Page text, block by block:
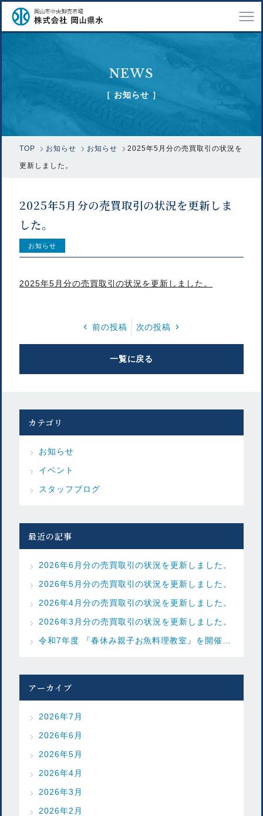
お問い合わせ
NEWS
［ お知らせ ］
TOP お知らせ お知らせ 2025年5月分の売買取引の状況を
更新しました。
2025年5月分の売買取引の状況を更新しま
した。
お知らせ
2025年5月分の売買取引の状況を更新しました。
前の投稿 次の投稿
一覧に戻る
カテゴリ
お知らせ
イベント
スタッフブログ
最近の記事
2026年6月分の売買取引の状況を更新しました。
2026年5月分の売買取引の状況を更新しました。
2026年4月分の売買取引の状況を更新しました。
2026年3月分の売買取引の状況を更新しました。
アーカイブ
2026年7月
2026年6月
2026年5月
2026年4月
2026年3月
2026年2月